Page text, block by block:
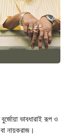
ভাবধারাই রূপ ও
নায়করাজ।